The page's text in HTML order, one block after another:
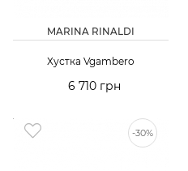
MARINA RINALDI
Хустка Vgambero
6 710 грн
-30%